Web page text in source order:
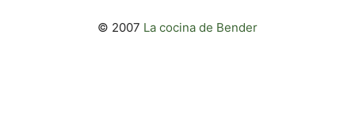
© 2007 La cocina de Bender